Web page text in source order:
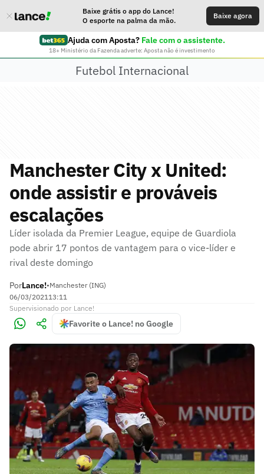
Baixe grátis o app do Lance!
O esporte na palma da mão.
Baixe agora
Ajuda com Aposta? Fale com o assistente.
18+ Ministério da Fazenda adverte: Aposta não é investimento
Futebol Internacional
Manchester City x United:
onde assistir e prováveis
escalações
Líder isolada da Premier League, equipe de Guardiola
pode abrir 17 pontos de vantagem para o vice-líder e
rival deste domingo
PorLance!•Manchester (ING)
06/03/202113:11
Supervisionado por Lance!
Favorite o Lance! no Google